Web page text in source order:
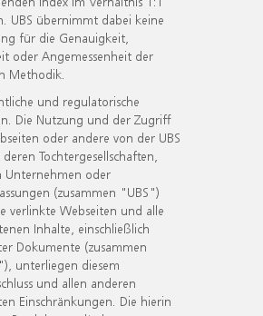
UBS übernimmt dabei keine
für die Genauigkeit,
oder Angemessenheit der
Methodik.
und regulatorische
Die Nutzung und der Zugriff
oder andere von der UBS
Tochtergesellschaften,
Unternehmen oder
(zusammen "UBS")
verlinkte Webseiten und alle
Inhalte, einschließlich
Dokumente (zusammen
unterliegen diesem
und allen anderen
Einschränkungen. Die hierin